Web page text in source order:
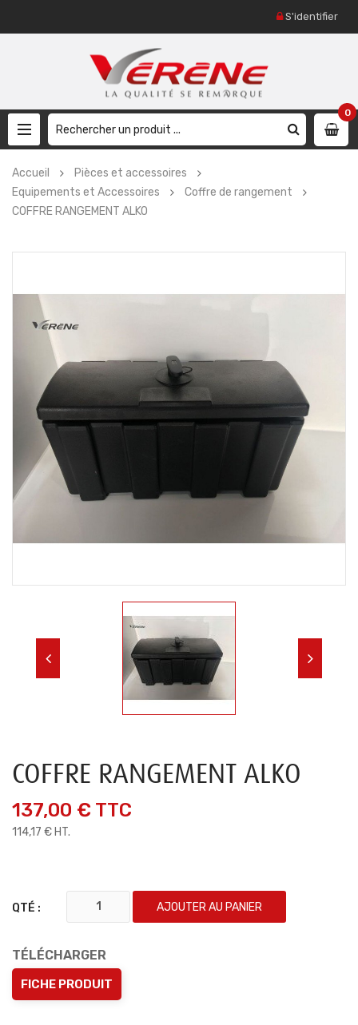
S'identifier
0
Accueil
Pièces et accessoires
Equipements et Accessoires
Coffre de rangement
COFFRE RANGEMENT ALKO
COFFRE RANGEMENT ALKO
137,00 € TTC
114,17 € HT.
QTÉ : AJOUTER AU PANIER
TÉLÉCHARGER
FICHE PRODUIT